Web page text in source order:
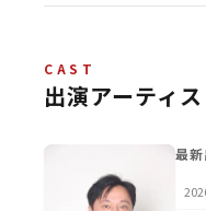
CAST
出演アーティス
最